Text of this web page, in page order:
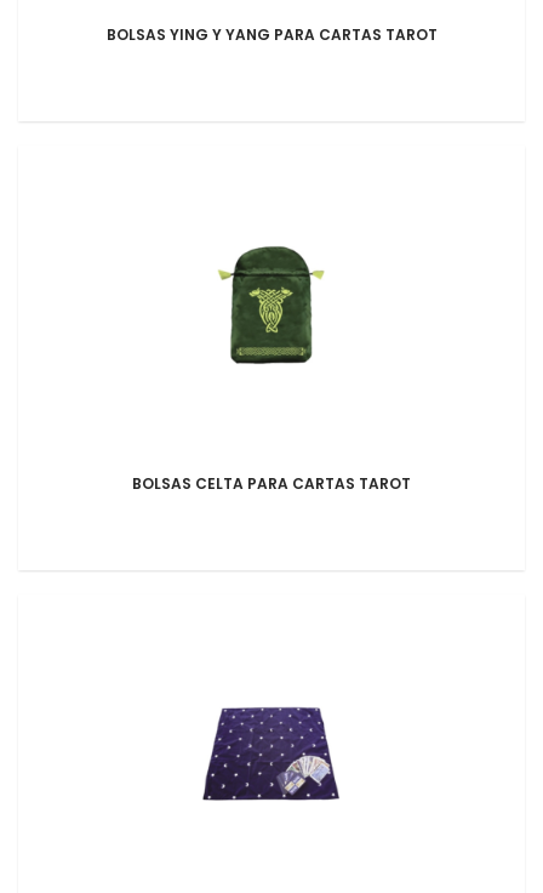
BOLSAS YING Y YANG PARA CARTAS TAROT
BOLSAS CELTA PARA CARTAS TAROT